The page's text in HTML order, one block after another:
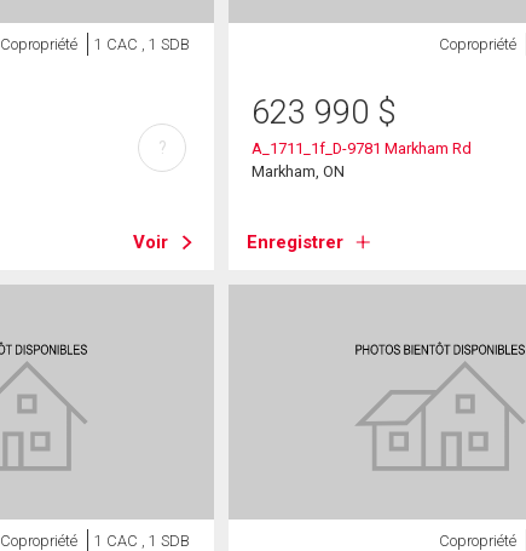
Copropriété 1 CAC , 1 SDB
Voir
?
Copropriété
623 990 $
A_1711_1f_D-9781 Markham Rd
Markham, ON
Enregistrer
Copropriété 1 CAC , 1 SDB Copropriété